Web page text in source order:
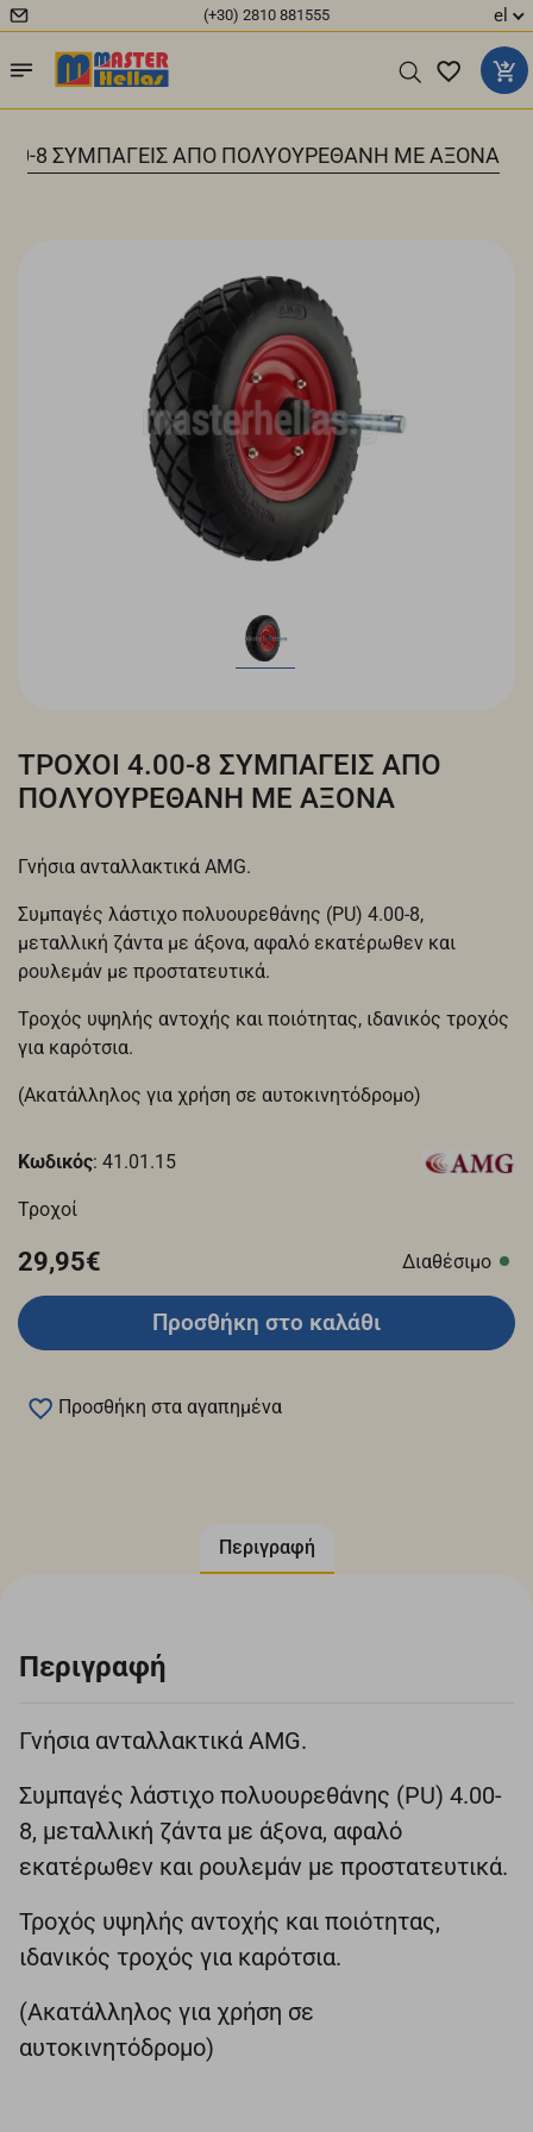
(+30) 2810 881555 el
8 ΣΥΜΠΑΓΕΙΣ ΑΠΟ ΠΟΛΥΟΥΡΕΘΑΝΗ ΜΕ ΑΞΟΝΑ
ΤΡΟΧΟΙ 4.00-8 ΣΥΜΠΑΓΕΙΣ ΑΠΟ
ΠΟΛΥΟΥΡΕΘΑΝΗ ΜΕ ΑΞΟΝΑ
Γνήσια ανταλλακτικά AMG.
Συμπαγές λάστιχο πολυουρεθάνης (PU) 4.00-8,
μεταλλική ζάντα με άξονα, αφαλό εκατέρωθεν και
ρουλεμάν με προστατευτικά.
Τροχός υψηλής αντοχής και ποιότητας, ιδανικός τροχός
για καρότσια.
(Ακατάλληλος για χρήση σε αυτοκινητόδρομο)
Κωδικός: 41.01.15
Τροχοί
29,95€ Διαθέσιμο
Προσθήκη στο καλάθι
Προσθήκη στα αγαπημένα
Περιγραφή
Περιγραφή
Γνήσια ανταλλακτικά AMG.
Συμπαγές λάστιχο πολυουρεθάνης (PU) 4.00-
8, μεταλλική ζάντα με άξονα, αφαλό
εκατέρωθεν και ρουλεμάν με προστατευτικά.
Τροχός υψηλής αντοχής και ποιότητας,
ιδανικός τροχός για καρότσια.
(Ακατάλληλος για χρήση σε
αυτοκινητόδρομο)